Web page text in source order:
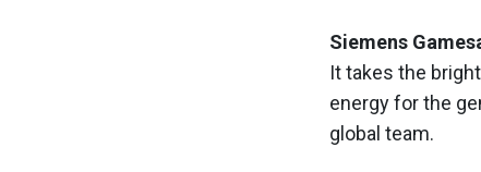
Siemens
It takes the
energy for the
global team.